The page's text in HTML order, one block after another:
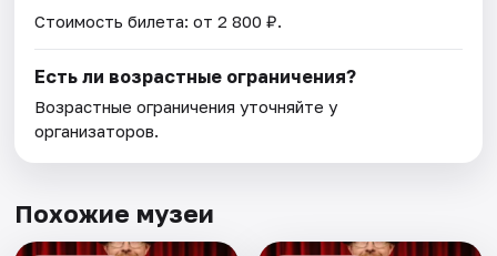
Стоимость билета: от 2 800 ₽.
Есть ли возрастные ограничения?
Возрастные ограничения уточняйте у
организаторов.
Похожие музеи